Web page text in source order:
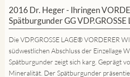
2016 Dr. Heger - Ihringen
Spätburgunder GG VDP.GROSSE
Die VDP.GROSSE LAGE® VORDERER
südwestlichen Abschluss der Einzellage
Spätburgunder zeigt sich karg. Geprägt
Mineralität. Der Spätburgunder